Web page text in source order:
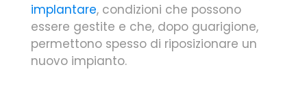
implantare, condizioni che possono
essere gestite e che, dopo guarigione,
permettono spesso di riposizionare un
nuovo impianto.